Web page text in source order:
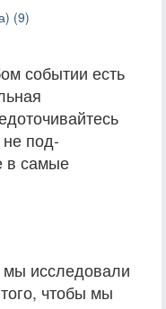
(9)
событии есть
не под­
в самые
исследовали
чтобы мы